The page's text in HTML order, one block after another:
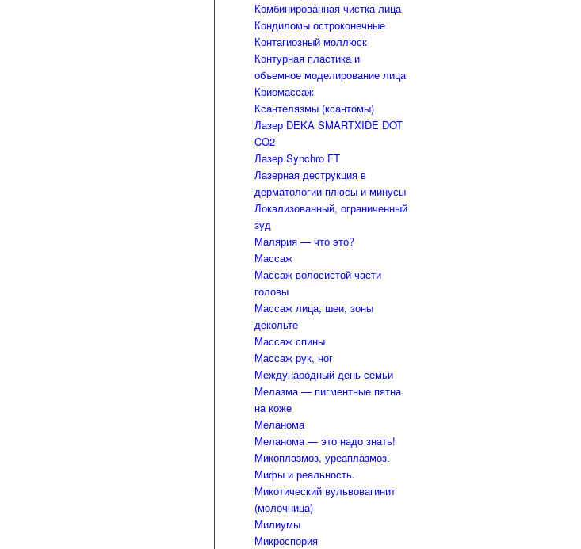
Комбинированная чистка лица
Кондиломы остроконечные
Контагиозный моллюск
Контурная пластика и
объемное моделирование лица
Криомассаж
Ксантелязмы (ксантомы)
Лазер DEKA SMARTXIDE DOT
CO2
Лазер Synchro FT
Лазерная деструкция в
дерматологии плюсы и минусы
Локализованный, ограниченный
зуд
Малярия — что это?
Массаж
Массаж волосистой части
головы
Массаж лица, шеи, зоны
декольте
Массаж спины
Массаж рук, ног
Международный день семьи
Мелазма — пигментные пятна
на коже
Меланома
Меланома — это надо знать!
Микоплазмоз, уреаплазмоз.
Мифы и реальность.
Микотический вульвовагинит
(молочница)
Милиумы
Микроспория